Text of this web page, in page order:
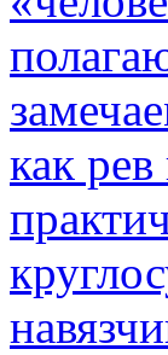
как